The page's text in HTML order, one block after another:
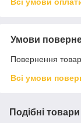
Всі умови
Умови
Повернення
Всі умови
Подібні